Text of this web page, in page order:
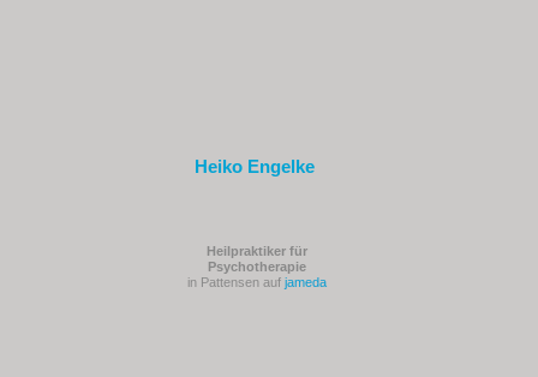
Heiko Engelke
Heilpraktiker für
Psychotherapie
in Pattensen auf jameda